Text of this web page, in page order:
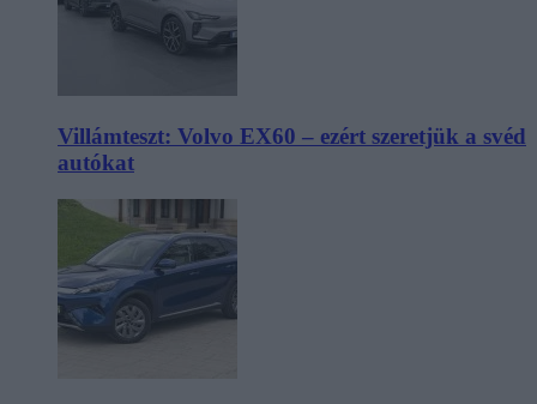
Villámteszt: Volvo EX60 – ezért szeretjük a svéd
autókat